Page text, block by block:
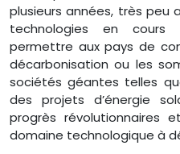
plusieurs années, très peu
technologies en cours
permettre aux pays de
décarbonisation ou les
sociétés géantes telles
des projets d’énergie
progrès révolutionnaires
domaine technologique à